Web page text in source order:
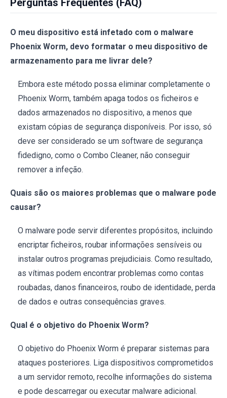
O meu dispositivo está infetado com o malware
Phoenix Worm, devo formatar o meu dispositivo de
armazenamento para me livrar dele?
Embora este método possa eliminar completamente o
Phoenix Worm, também apaga todos os ficheiros e
dados armazenados no dispositivo, a menos que
existam cópias de segurança disponíveis. Por isso, só
deve ser considerado se um software de segurança
fidedigno, como o Combo Cleaner, não conseguir
remover a infeção.
Quais são os maiores problemas que o malware pode
causar?
O malware pode servir diferentes propósitos, incluindo
encriptar ficheiros, roubar informações sensíveis ou
instalar outros programas prejudiciais. Como resultado,
as vítimas podem encontrar problemas como contas
roubadas, danos financeiros, roubo de identidade, perda
de dados e outras consequências graves.
Qual é o objetivo do Phoenix Worm?
O objetivo do Phoenix Worm é preparar sistemas para
ataques posteriores. Liga dispositivos comprometidos
a um servidor remoto, recolhe informações do sistema
e pode descarregar ou executar malware adicional.